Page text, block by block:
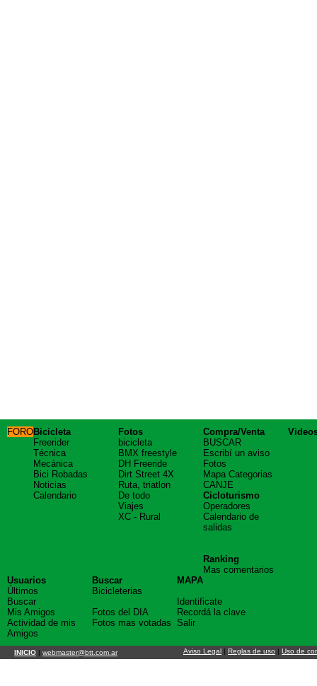
FOROBicicleta
Freerider
Técnica
Mecánica
Bici Robadas
Noticias
Calendario
Fotos
bicicleta
BMX freestyle
DH Freeride
Dirt Street 4X
Ruta, triatlon
De todo
Viajes
XC - Rural
Compra/Venta
BUSCAR
Escribí un aviso
Fotos
Mapa Categorias
CANJE
Cicloturismo
Operadores
Calendario de
salidas
Ranking
Mas comentarios
Usuarios
Últimos
Buscar
Mis Amigos
Actividad de mis
Amigos
Buscar
Bicicleterias
Fotos del DIA
Fotos mas votadas
MAPA
Identificate
Recordá la clave
Salir
INICIO | webmaster@btt.com.ar Aviso Legal | Reglas de uso | Uso de